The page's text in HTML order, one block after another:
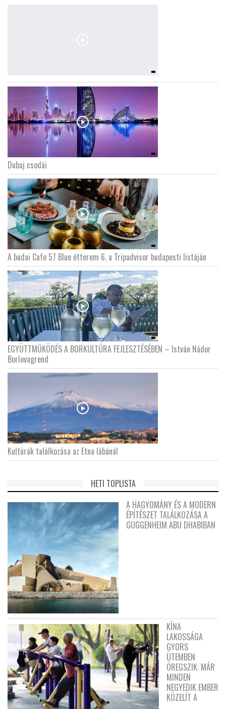
Dubaj csodái
A budai Cafe 57 Blue étterem 6. a Tripadvisor budapesti listáján
EGYÜTTMŰKÖDÉS A BORKULTÚRA FEJLESZTÉSÉBEN – István Nádor
Borlovagrend
Kultúrák találkozása az Etna lábánál
HETI TOPLISTA
A HAGYOMÁNY ÉS A MODERN
ÉPÍTÉSZET TALÁLKOZÁSA A
GUGGENHEIM ABU DHABIBAN
KÍNA
LAKOSSÁGA
GYORS
ÜTEMBEN
ÖREGSZIK: MÁR
MINDEN
NEGYEDIK EMBER
KÖZELÍT A